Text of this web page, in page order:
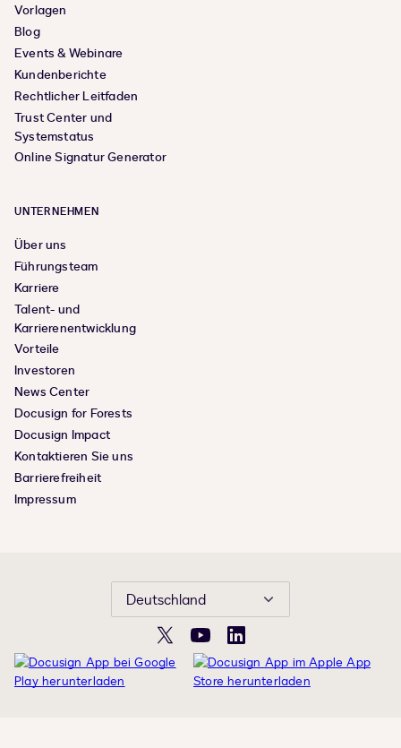
Vorlagen
Blog
Events & Webinare
Kundenberichte
Rechtlicher Leitfaden
Trust Center und
Systemstatus
Online Signatur Generator
UNTERNEHMEN
Über uns
Führungsteam
Karriere
Talent- und
Karrierenentwicklung
Vorteile
Investoren
News Center
Docusign for Forests
Docusign Impact
Kontaktieren Sie uns
Barrierefreiheit
Impressum
Deutschland
X YouTubeLinkedIn